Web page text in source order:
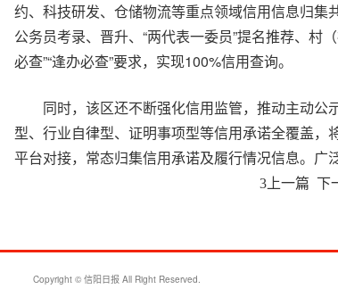
约、科技研发、仓储物流等重点领域信用信息归集
公务员考录、晋升、“两代表一委员”提名推荐、村
必查”“逢办必查”要求，实现100%信用查询。
同时，该区还不断强化信用监管，推动主动
型、行业自律型、证明事项型等信用承诺全覆盖
平台对接，常态归集信用承诺及履行情况信息。广
监管和“双随机、一公开”监管深度融合，在市场监
主体的合法权益，充分彰显部门温情执法、助企
共资源交易、政务服务、投资项目审批、项目审批
3上一篇 下
Copyright © 信阳日报 All Right Reserved.